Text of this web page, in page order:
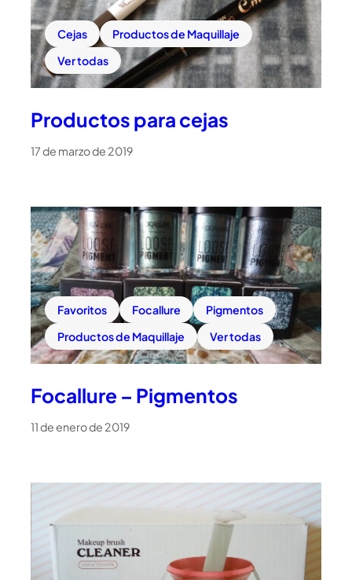
Cejas
Productos de Maquillaje
Ver todas
Productos para cejas
17 de marzo de 2019
Favoritos Focallure
Pigmentos
Productos de Maquillaje
Ver todas
Focallure – Pigmentos
11 de enero de 2019